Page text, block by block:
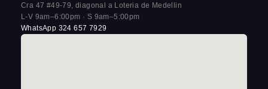
Cra 47 #49-79, diagonal a Loteria de Medellin
L-V 9am–6:00pm · S 9am–5:00pm
WhatsApp 324 657 7929